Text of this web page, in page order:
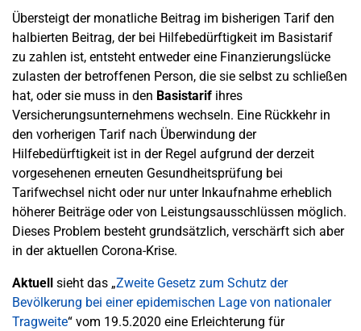
Übersteigt der monatliche Beitrag im bisherigen Tarif den
halbierten Beitrag, der bei Hilfebedürftigkeit im Basistarif
zu zahlen ist, entsteht entweder eine Finanzierungslücke
zulasten der betroffenen Person, die sie selbst zu schließen
hat, oder sie muss in den Basistarif ihres
Versicherungsunternehmens wechseln. Eine Rückkehr in
den vorherigen Tarif nach Überwindung der
Hilfebedürftigkeit ist in der Regel aufgrund der derzeit
vorgesehenen erneuten Gesundheitsprüfung bei
Tarifwechsel nicht oder nur unter Inkaufnahme erheblich
höherer Beiträge oder von Leistungsausschlüssen möglich.
Dieses Problem besteht grundsätzlich, verschärft sich aber
in der aktuellen Corona-Krise.
Aktuell sieht das „Zweite Gesetz zum Schutz der
Bevölkerung bei einer epidemischen Lage von nationaler
Tragweite“ vom 19.5.2020 eine Erleichterung für